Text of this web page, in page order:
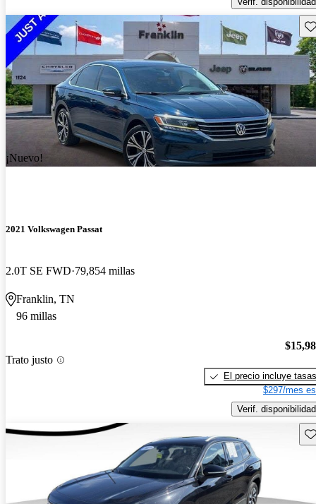
¡Nuevo!
2021 Volkswagen Passat
2.0T SE FWD 79,854 millas
Franklin, TN
96 millas
Trato justo
El precio incluye tasas
$297/mes
Verif. disponibilidad